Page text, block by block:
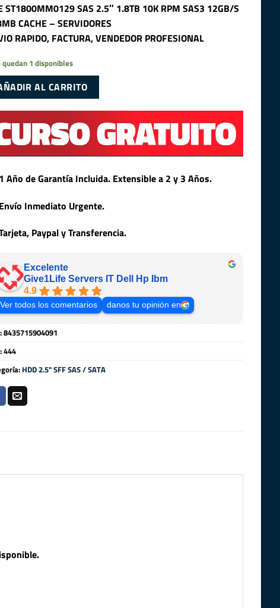
ST1800MM0129 SAS 2.5″ 1.8TB 10K RPM SAS3 12GB/S
CACHE – SERVIDORES
RAPIDO, FACTURA, VENDEDOR PROFESIONAL
quedan 1 disponibles
AL CARRITO
1 Año de Garantía Incluida. Extensible a 2 y 3 Años.
Envío Inmediato Urgente.
Paypal y Transferencia.
Excelente
Give1Life Servers IT Dell Hp Ibm
4.9
Ver todos los comentarios danos tu opinión en
8435715904091
444
HDD 2.5" SFF SAS / SATA